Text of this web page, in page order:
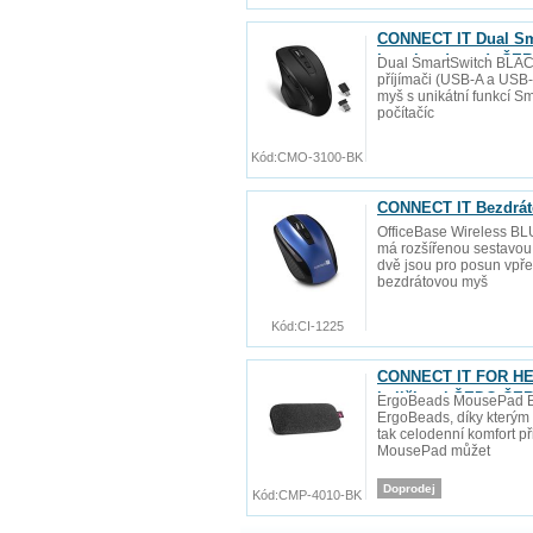
CONNECT IT Dual
baterie zdarma),
Dual SmartSwitch
příjímači (USB-A a
myš s unikátní funkcí
počítačíc
Kód:CMO-3100-BK
CONNECT IT
OfficeBase Wireless
má rozšířenou
dvě jsou pro posun
bezdrátovou myš
Kód:CI-1225
CONNECT IT FOR
kuličkami ŠEDO-
ErgoBeads MousePad
ErgoBeads, díky
tak celodenní komfort
MousePad můžet
Doprodej
Kód:CMP-4010-BK